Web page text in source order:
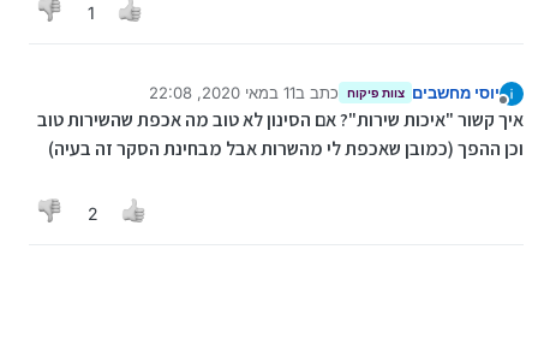
1
יוסי מחשבים צוות פיקוח כתב ב11 במאי 2020, 22:08
נערך לאחרונה על ידי
איך קשור "איכות שירות"? אם הסינון לא טוב מה אכפת שהשירות טוב
וכן ההפך (כמובן שאכפת לי מהשרות אבל מבחינת הסקר זה בעיה)
2